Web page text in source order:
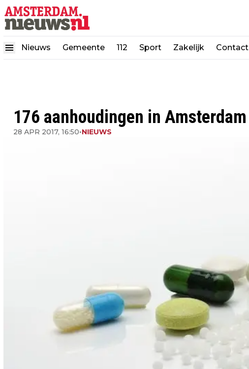
Nieuws Gemeente 112 Sport Zakelijk Contact
176 aanhoudingen in Amsterdam
28 APR 2017, 16:50•NIEUWS